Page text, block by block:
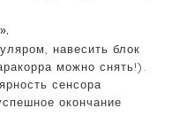
навесить блок
можно снять!).
сенсора
окончание